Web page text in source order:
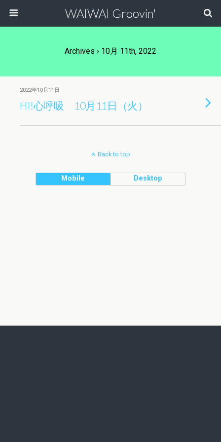
WAIWAI Groovin'
Archives › 10月 11th, 2022
2022年10月11日
HI!心呼吸 10月11日（火）
Back to top
Mobile Desktop